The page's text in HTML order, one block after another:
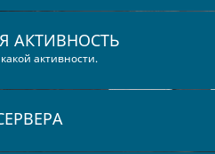
АКТИВНОСТЬ
активности.